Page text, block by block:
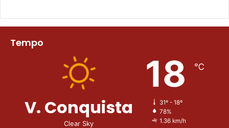
Tempo
V. Conquista
Clear Sky
18 ℃
31º - 18º
78%
1.36 km/h